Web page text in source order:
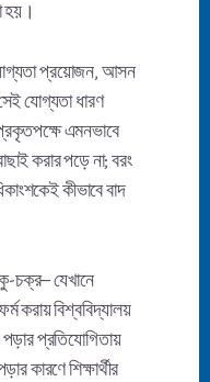
হয়।
প্রয়োজন, আসন
যোগ্যতা ধারণ
এমনভাবে
করার পড়ে না; বরং
কীভাবে বাদ
চক্র– যেখানে
করায় বিশ্ববিদ্যালয়
পড়ার প্রতিযোগিতায়
কারণে শিক্ষার্থীর